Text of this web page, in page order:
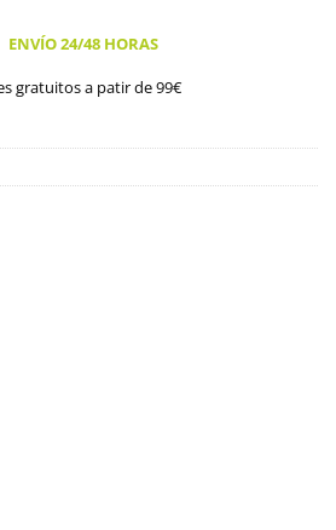
ENVÍO 24/48 HORAS
gratuitos a patir de 99€